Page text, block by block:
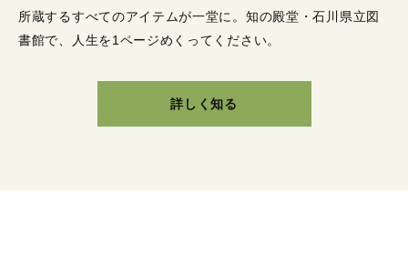
所蔵するすべてのアイテムが一堂に。 知の殿堂・石川県立図
書館で、人生を1ページめくってください。
詳しく知る